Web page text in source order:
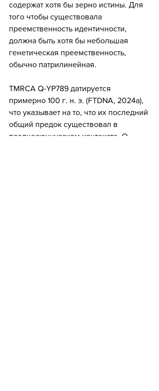
содержат хотя бы зерно истины. Для
того чтобы существовала
преемственность идентичности,
должна быть хотя бы небольшая
генетическая преемственность,
обычно патрилинейная.
TMRCA Q-YP789 датируется
примерно 100 г. н. э. (FTDNA, 2024a),
что указывает на то, что их последний
общий предок существовал в
позднесюннусском контексте. Q-